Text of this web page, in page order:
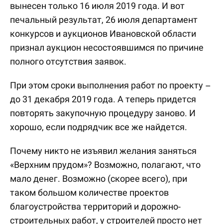
вынесен только 16 июля 2019 года. И вот
печальный результат, 26 июля департамент
конкурсов и аукционов Ивановской области
признал аукцион несостоявшимся по причине
полного отсутствия заявок.
При этом сроки выполнения работ по проекту –
до 31 декабря 2019 года. А теперь придется
повторять закупочную процедуру заново. И
хорошо, если подрядчик все же найдется.
Почему никто не изъявил желания заняться
«Верхним прудом»? Возможно, полагают, что
мало денег. Возможно (скорее всего), при
таком большом количестве проектов
благоустройства территорий и дорожно-
строительных работ, у строителей просто нет